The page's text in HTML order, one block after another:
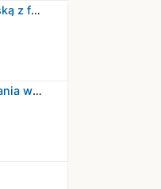
Maska muchowa z opaską z frędzlami…
Nowe dzwonki do skakania w kolorze…